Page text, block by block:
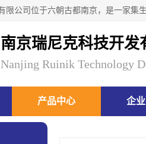
南京瑞尼克科技开发
Nanjing Ruinik Technology
产品中心 企